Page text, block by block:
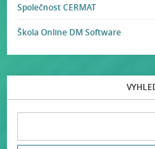
Společnost CERMAT
Škola Online DM Software